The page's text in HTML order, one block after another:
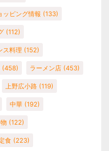
ッピング情報 (133)
(112)
ス料理 (152)
(458) ラーメン店 (453)
上野広小路 (119)
中華 (192)
(122)
食 (223)